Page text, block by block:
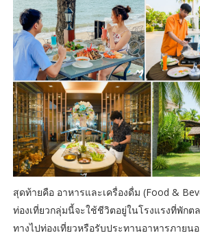
สุดท้ายคือ อาหารและเครื่องดื่ม (Food &
ท่องเที่ยวกลุ่มนี้จะใช้ชีวิตอยู่ในโรงแรงที่พักต
ทางไปท่องเที่ยวหรือรับประทานอาหารภายน